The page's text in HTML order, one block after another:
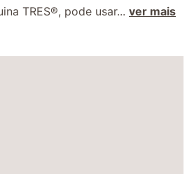
TRES®, pode usar... ver mais